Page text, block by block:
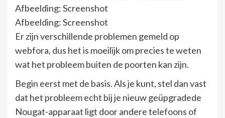
Afbeelding: Screenshot
Afbeelding: Screenshot
Er zijn verschillende problemen gemeld op
webfora, dus het is moeilijk om precies te weten
wat het probleem buiten de poorten kan zijn.
Begin eerst met de basis. Als je kunt, stel dan vast
dat het probleem echt bij je nieuw geüpgradede
Nougat-apparaat ligt door andere telefoons of